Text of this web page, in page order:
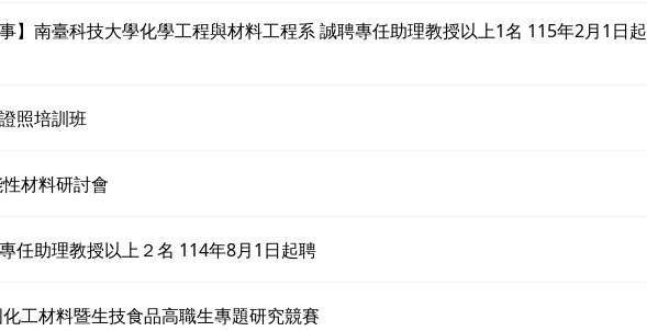
】南臺科技大學化學工程與材料工程系 誠聘專任助理教授以上1名 115年2月1日起
照培訓班
材料研討會
任助理教授以上２名 114年8月1日起聘
工材料暨生技食品高職生專題研究競賽